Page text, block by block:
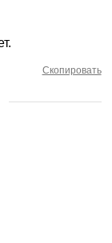
Скопировать